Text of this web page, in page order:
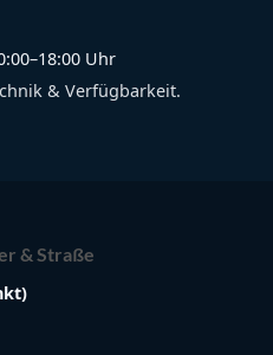
Uhr
& Verfügbarkeit.
& Straße